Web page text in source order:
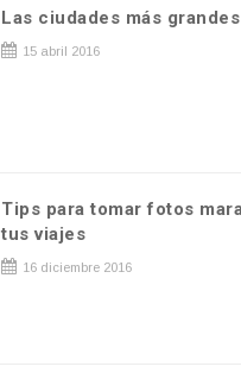
Las ciudades más
15 abril 2016
Tips para tomar fotos
tus viajes
16 diciembre 2016